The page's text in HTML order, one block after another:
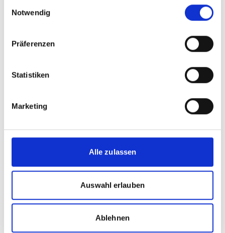
Notwendig
Präferenzen
Statistiken
Marketing
Alle zulassen
Auswahl erlauben
Ablehnen
11/ 2025 | Studie
Identificación y análisis de permisos
para el desarrollo de proyectos de H2V
y derivados en Argentina
Projekt
Langfristige Defossilisierungspfade basierend auf